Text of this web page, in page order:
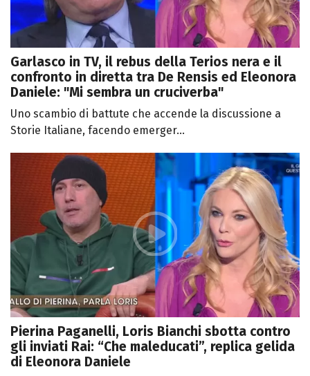
Garlasco in TV, il rebus della Terios nera e il
confronto in diretta tra De Rensis ed Eleonora
Daniele: "Mi sembra un cruciverba"
Uno scambio di battute che accende la discussione a
Storie Italiane, facendo emerger...
Pierina Paganelli, Loris Bianchi sbotta contro
gli inviati Rai: “Che maleducati”, replica gelida
di Eleonora Daniele